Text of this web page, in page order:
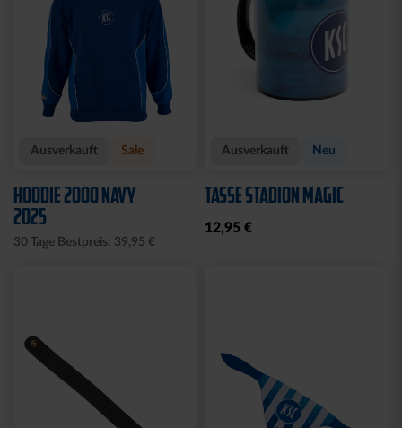
Ausverkauft Sale
HOODIE 2000 NAVY
2025
30 Tage Bestpreis: 39,95 €
Ausverkauft Neu
TASSE STADION MAGIC
12,95 €